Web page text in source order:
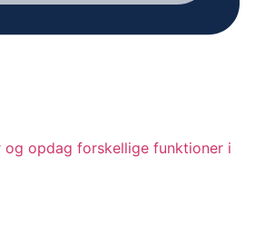
og opdag forskellige funktioner i